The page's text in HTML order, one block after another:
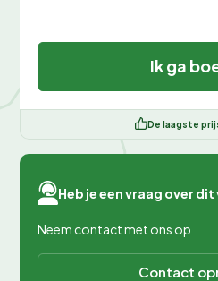
Ik ga
De laagste
Heb je een vraag over
Neem contact met ons op
Contact